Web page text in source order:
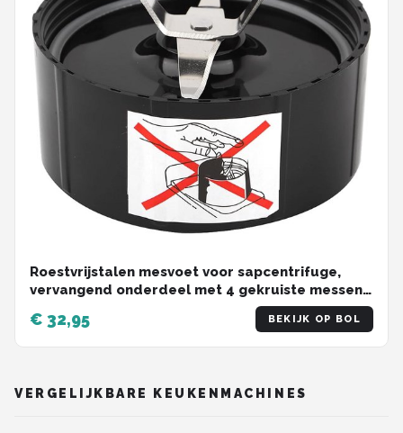
Roestvrijstalen mesvoet voor sapcentrifuge,
vervangend onderdeel met 4 gekruiste messen -
€ 32,95 BEKIJK OP BOL
VERGELIJKBARE KEUKENMACHINES